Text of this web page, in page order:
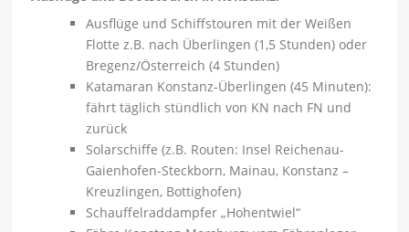
Ausflüge und Schiffstouren mit der Weißen
Flotte z.B. nach Überlingen (1,5 Stunden) oder
Bregenz/Österreich (4 Stunden)
Katamaran Konstanz-Überlingen (45 Minuten):
fährt täglich stündlich von KN nach FN und
zurück
Solarschiffe (z.B. Routen: Insel Reichenau-
Gaienhofen-Steckborn, Mainau, Konstanz –
Kreuzlingen, Bottighofen)
Schauffelraddampfer „Hohentwiel“